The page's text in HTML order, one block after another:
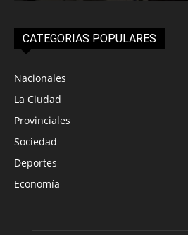
CATEGORIAS POPULARES
Nacionales
La Ciudad
Provinciales
Sociedad
Deportes
Economía